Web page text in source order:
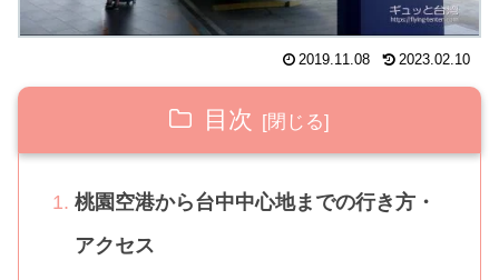
2019.11.08 2023.02.10
目次
桃園空港から台中中心地までの行き方・
アクセス